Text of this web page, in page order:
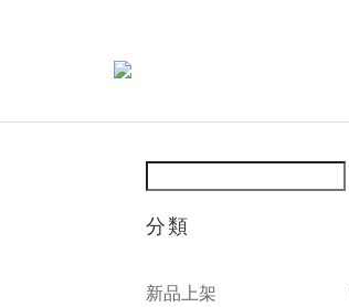
分類
新品上架